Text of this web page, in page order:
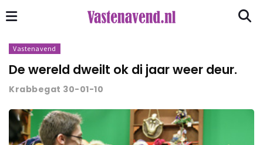
Vastenavend
De wereld dweilt ok di jaar weer deur.
Krabbegat 30-01-10